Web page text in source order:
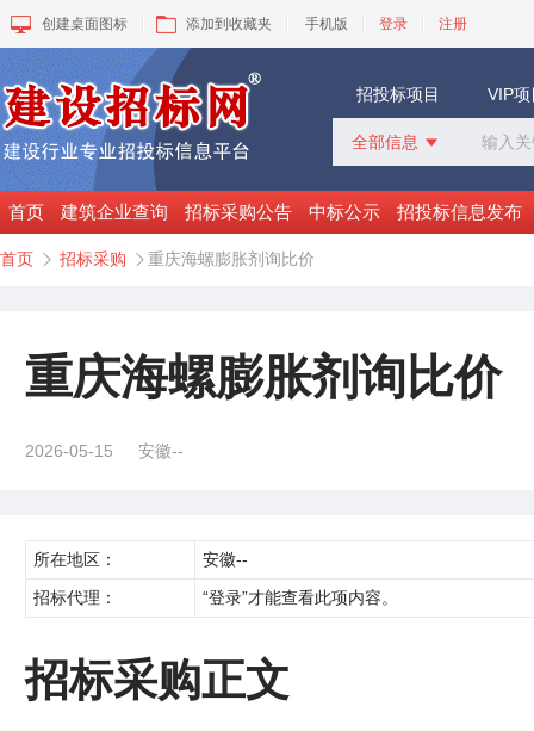
创建桌面图标 添加到收藏夹 手机版 登录 注册
招投标项目 VIP
全部信息 
招标采购
中标公示
询价采购
谈判采购
首页 建筑企业查询 招标采购公告 中标公示 招投标信息发布
首页  招标采购  重庆海螺膨胀剂询比价
重庆海螺膨胀剂询比价
2026-05-15 安徽--
所在地区：
安徽--
招标代理：
“登录”才能查看此项内容。
招标采购正文